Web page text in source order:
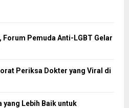
Forum Pemuda Anti-LGBT Gelar
Periksa Dokter yang Viral di
yang Lebih Baik untuk